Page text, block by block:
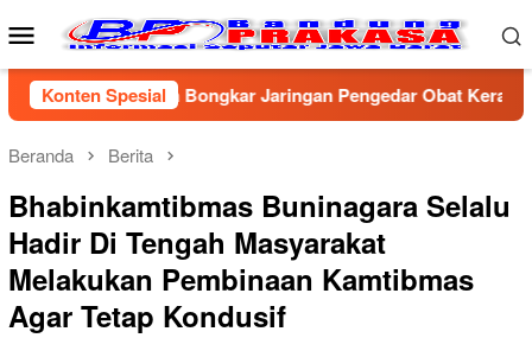
ke
Menu
Mobile
Konten Spesial
Polresta Cirebon Bongkar Jaringan Pengedar Obat Keras
Beranda Berita
Bhabinkamtibmas Buninagara Selalu
Hadir Di Tengah Masyarakat
Melakukan Pembinaan Kamtibmas
Agar Tetap Kondusif